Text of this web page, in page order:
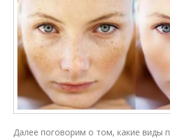
Далее поговорим о том, какие виды